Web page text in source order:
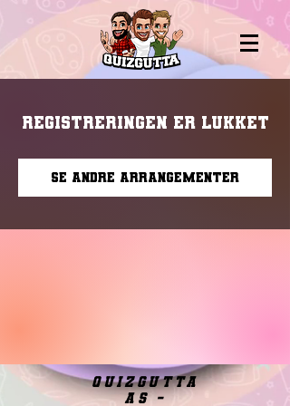
Registreringen er lukket
Se andre arrangementer
quizgutta
as -